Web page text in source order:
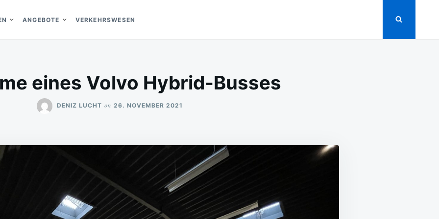
ANGEBOTE VERKEHRSWESEN
eines Volvo Hybrid-Busses
DENIZ LUCHT on 26. NOVEMBER 2021